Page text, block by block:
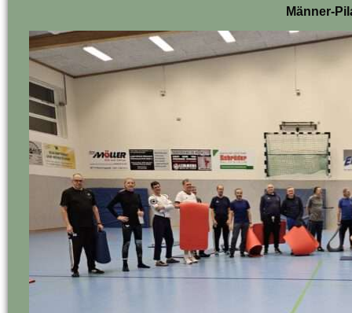
Männer-